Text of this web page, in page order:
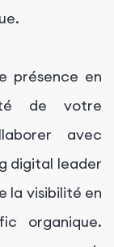
présence en
de votre
avec
digital leader
la visibilité en
organique.